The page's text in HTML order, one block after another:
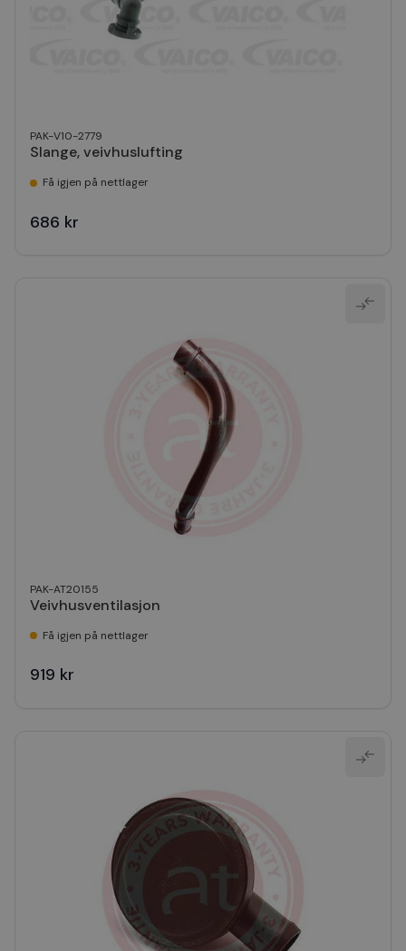
PAK-V10-2779
Slange, veivhuslufting
Få igjen på nettlager
686 kr
PAK-AT20155
Veivhusventilasjon
Få igjen på nettlager
919 kr